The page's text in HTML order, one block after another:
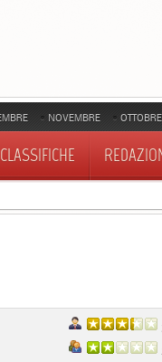
NOVEMBRE OTTOBRE
CLASSIFICHE